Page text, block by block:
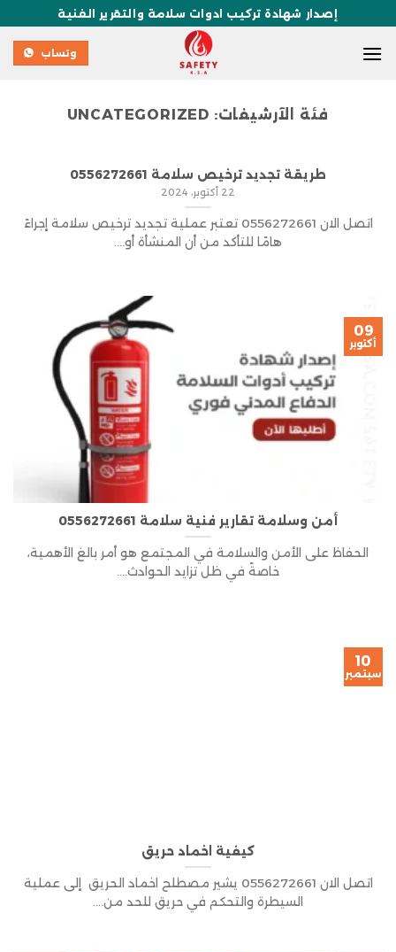
إصدار شهادة تركيب ادوات سلامة والتقرير الفنية
وتساب
فئة الآرشيفات: UNCATEGORIZED
طريقة تجديد ترخيص سلامة 0556272661
22 أكتوبر، 2024
اتصل الان 0556272661 تعتبر عملية تجديد ترخيص سلامة إجراءً
هامًا للتأكد من أن المنشأة أو....
أمن وسلامة تقارير فنية سلامة 0556272661
الحفاظ على الأمن والسلامة في المجتمع هو أمر بالغ الأهمية،
خاصةً في ظل تزايد الحوادث....
09
أكتوبر
كيفية اخماد حريق
اتصل الان 0556272661 يشير مصطلح اخماد الحريق إلى عملية
السيطرة والتحكم في حريق للحد من....
10
سبتمبر